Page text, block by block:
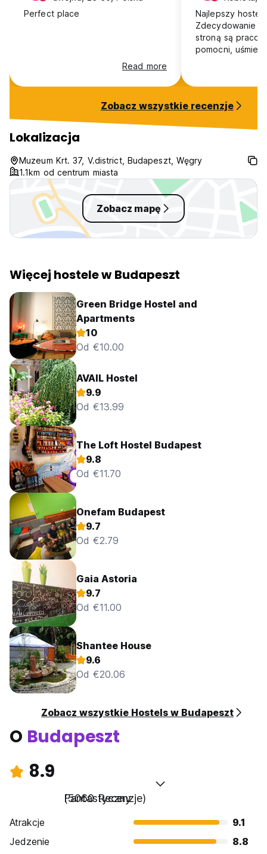
Perfect place
Read more
Najlepszy hostel
Zdecydowanie
stroną są
pomocni,
Zobacz wszystkie recenzje
Lokalizacja
Muzeum Krt. 37, V.district, Budapeszt, Węgry
1.1km od centrum miasta
Zobacz mapę
Więcej hostele w Budapeszt
Green Bridge Hostel and
Apartments
10
Od €10.00
AVAIL Hostel
9.9
Od €13.99
The Loft Hostel Budapest
9.8
Od €11.70
Onefam Budapest
9.7
Od €2.79
Gaia Astoria
9.7
Od €11.00
Shantee House
9.6
Od €20.06
Zobacz wszystkie Hostels w Budapeszt
O Budapeszt
8.9
Fantastyczny
(5060 Recenzje)
Atrakcje
9.1
Jedzenie
8.8